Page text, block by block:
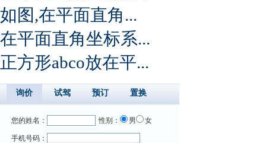
如图,在平面直角...
在平面直角坐标系...
正方形abco放在平...
询价 试驾 预订 置换
您的姓名： 性别： 男 女
手机号码：